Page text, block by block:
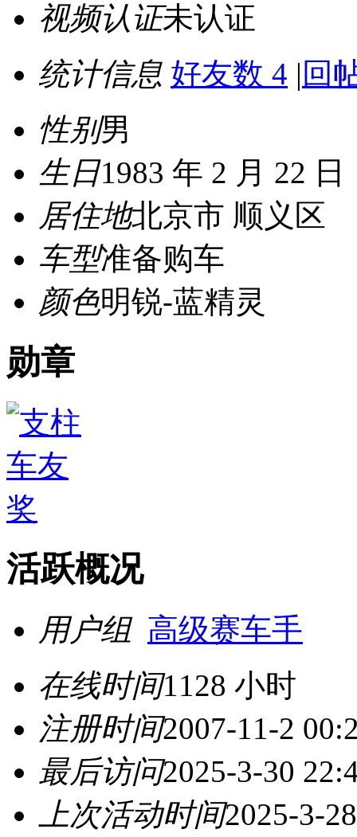
视频认证未认证
统计信息 好友数 4 | 回
性别男
生日1983 年 2 月 22 日
居住地北京市 顺义区
车型准备购车
颜色明锐-蓝精灵
勋章
活跃概况
用户组 高级赛车手
在线时间1128 小时
注册时间2007-11-2
最后访问2025-3-30
上次活动时间2025-3-